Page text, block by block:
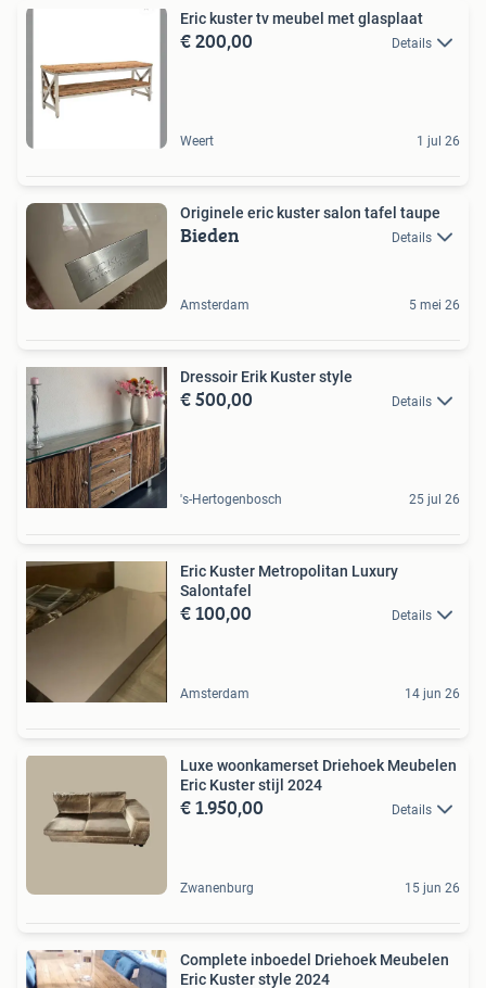
Eric kuster tv meubel met glasplaat
€ 200,00 Details
Weert 1 jul 26
Originele eric kuster salon tafel taupe
Bieden Details
Amsterdam 5 mei 26
Dressoir Erik Kuster style
€ 500,00 Details
's-Hertogenbosch 25 jul 26
Eric Kuster Metropolitan Luxury
Salontafel
€ 100,00 Details
Amsterdam 14 jun 26
Luxe woonkamerset Driehoek Meubelen
Eric Kuster stijl 2024
€ 1.950,00 Details
Zwanenburg 15 jun 26
Complete inboedel Driehoek Meubelen
Eric Kuster style 2024